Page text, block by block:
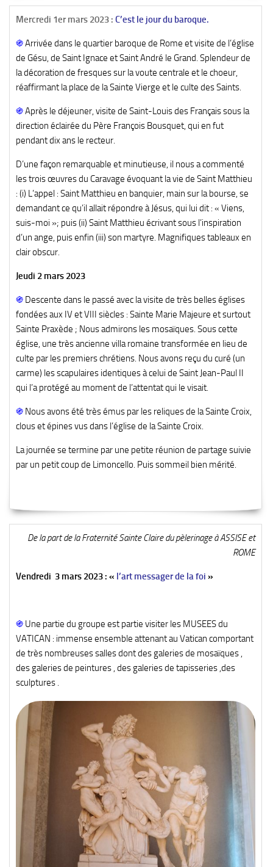
Mercredi 1er mars 2023 : C’est le jour du baroque.
֍Arrivée dans le quartier baroque de Rome et visite de l’église
de Gésu, de Saint Ignace et Saint André le Grand. Splendeur de
la décoration de fresques sur la voute centrale et le choeur,
réaffirmant la place de la Sainte Vierge et le culte des Saints.
֍Après le déjeuner, visite de Saint-Louis des Français sous la
direction éclairée du Père François Bousquet, qui en fut
pendant dix ans le recteur.
D’une façon remarquable et minutieuse, il nous a commenté
les trois œuvres du Caravage évoquant la vie de Saint Matthieu
: (i) L’appel : Saint Matthieu en banquier, main sur la bourse, se
demandant ce qu’il allait répondre à Jésus, qui lui dit : « Viens,
suis-moi »; puis (ii) Saint Matthieu écrivant sous l’inspiration
d’un ange, puis enfin (iii) son martyre. Magnifiques tableaux en
clair obscur.
Jeudi 2 mars 2023
֍ Descente dans le passé avec la visite de très belles églises
fondées aux IV et VIII siècles : Sainte Marie Majeure et surtout
Sainte Praxède ; Nous admirons les mosaïques. Sous cette
église, une très ancienne villa romaine transformée en lieu de
culte par les premiers chrétiens. Nous avons reçu du curé (un
carme) les scapulaires identiques à celui de Saint Jean-Paul II
qui l’a protégé au moment de l’attentat qui le visait.
֍ Nous avons été très émus par les reliques de la Sainte Croix,
clous et épines vus dans l’église de la Sainte Croix.
La journée se termine par une petite réunion de partage suivie
par un petit coup de Limoncello. Puis sommeil bien mérité.
De la part de la Fraternité Sainte Claire du pèlerinage à ASSISE et
ROME
Vendredi 3 mars 2023 : « l’art messager de la foi »
֍ Une partie du groupe est partie visiter les MUSEES du
VATICAN : immense ensemble attenant au Vatican comportant
de très nombreuses salles dont des galeries de mosaïques ,
des galeries de peintures , des galeries de tapisseries ,des
sculptures .